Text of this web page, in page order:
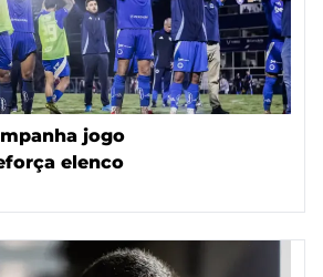
jogo
elenco